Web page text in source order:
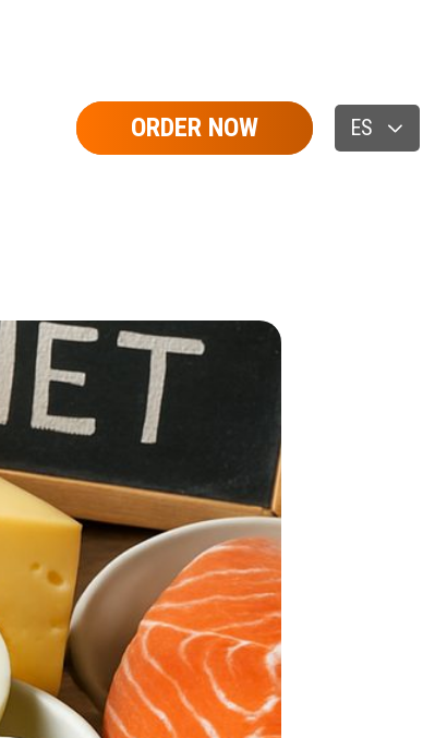
ORDER NOW ES